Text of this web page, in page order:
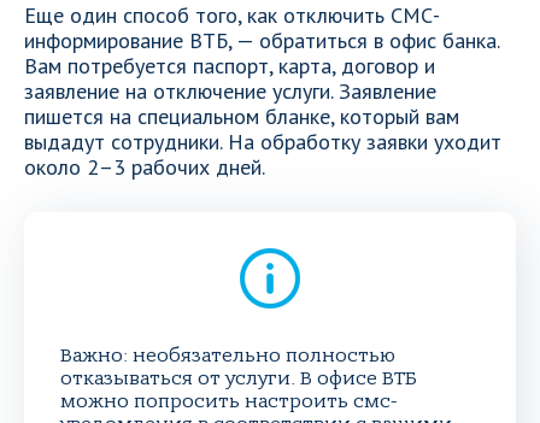
Еще один способ того, как отключить СМС-
информирование ВТБ, — обратиться в офис банка.
Вам потребуется паспорт, карта, договор и
заявление на отключение услуги. Заявление
пишется на специальном бланке, который вам
выдадут сотрудники. На обработку заявки уходит
около 2–3 рабочих дней.
Важно: необязательно полностью
отказываться от услуги. В офисе ВТБ
можно попросить настроить смс-